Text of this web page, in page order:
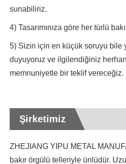
sunabiliriz.
4) Tasarımınıza göre her türlü
5) Sizin için en küçük soruyu bile
duyuyoruz ve ilgilendiğiniz
memnuniyetle bir teklif vereceğiz.
Şirketimiz
ZHEJIANG YIPU METAL
bakır örgülü telleriyle ünlüdür.